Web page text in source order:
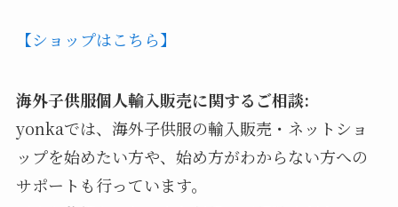
【ショップはこちら】
海外子供服個人輸入販売に関するご相談:
yonkaでは、海外子供服の輸入販売・ネットショ
ップを始めたい方や、始め方がわからない方への
サポートも行っています。